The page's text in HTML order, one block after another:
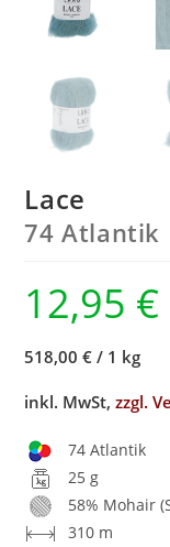
Lace
74 Atlantik
12,95 €
518,00 € / 1 kg
inkl. MwSt,zzgl.
74 Atlantik
25 g
58% Mohair
310 m